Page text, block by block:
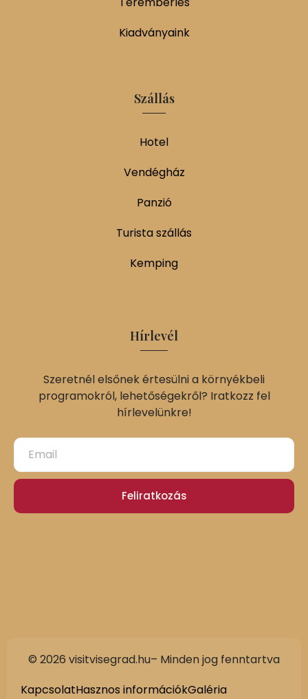
Kiadványaink
Szállás
Hotel
Vendégház
Panzió
Turista szállás
Kemping
Hírlevél
Szeretnél elsőnek értesülni a környékbeli
programokról, lehetőségekről? Iratkozz fel
hírlevelünkre!
Feliratkozás
© 2026 visitvisegrad.hu– Minden jog fenntartva
KapcsolatHasznos információkGalériaGerman
Slovak